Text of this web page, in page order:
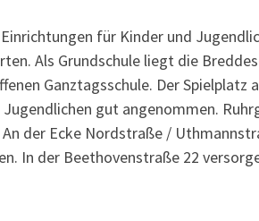
für Kinder und
Als Grundschule liegt die
Ganztagsschule. Der Spielplatz
gut angenommen.
der Ecke Nordstraße /
In der Beethovenstraße 22